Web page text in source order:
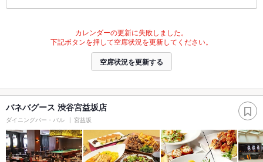
カレンダーの更新に失敗しました。
下記ボタンを押して空席状況を更新してください。
空席状況を更新する
バネバグース 渋谷宮益坂店
ダイニングバー・バル 宮益坂